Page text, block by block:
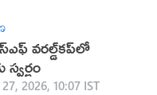
వరల్డ్‌కప్‌లో
2026, 10:07 IST